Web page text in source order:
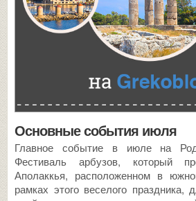
Основные события июля
Главное событие в июле на
Фестиваль арбузов, который
Аполаккья, расположенном в
рамках этого веселого праздника,